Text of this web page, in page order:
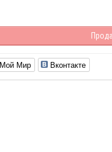
Мой Мир Вконтакте